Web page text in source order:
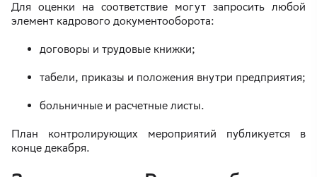
Для оценки на соответствие могут запросить любой
элемент кадрового документооборота:
договоры и трудовые книжки;
табели, приказы и положения внутри предприятия;
больничные и расчетные листы.
План контролирующих мероприятий публикуется в
конце декабря.